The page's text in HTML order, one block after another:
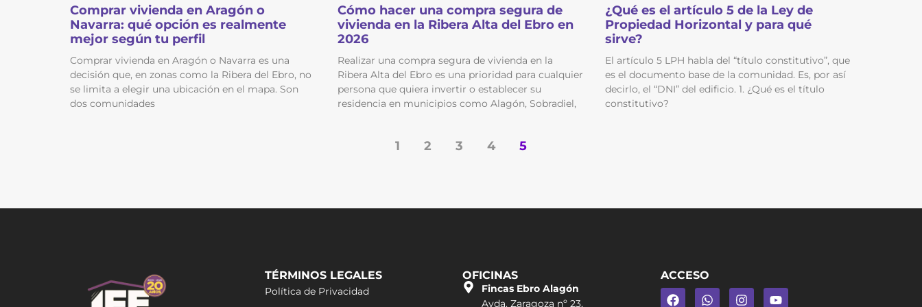
Comprar vivienda en Aragón o
Navarra: qué opción es realmente
mejor según tu perfil
Comprar vivienda en Aragón o Navarra es una
decisión que, en zonas como la Ribera del Ebro, no
se limita a elegir una ubicación en el mapa. Son
dos comunidades
Cómo hacer una compra segura de
vivienda en la Ribera Alta del Ebro en
2026
Realizar una compra segura de vivienda en la
Ribera Alta del Ebro es una prioridad para cualquier
persona que quiera invertir o establecer su
residencia en municipios como Alagón, Sobradiel,
¿Qué es el artículo 5 de la Ley de
Propiedad Horizontal y para qué
sirve?
El artículo 5 LPH habla del “título constitutivo”, que
es el documento base de la comunidad. Es, por así
decirlo, el “DNI” del edificio. 1. ¿Qué es el título
constitutivo?
1 2 3 4 5
TÉRMINOS LEGALES
Política de Privacidad
OFICINAS
Fincas Ebro Alagón
Avda. Zaragoza nº 23,
ACCESO